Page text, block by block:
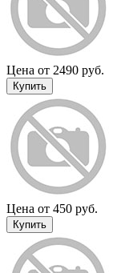
Цена от 2490 руб.
Купить
Цена от 450 руб.
Купить